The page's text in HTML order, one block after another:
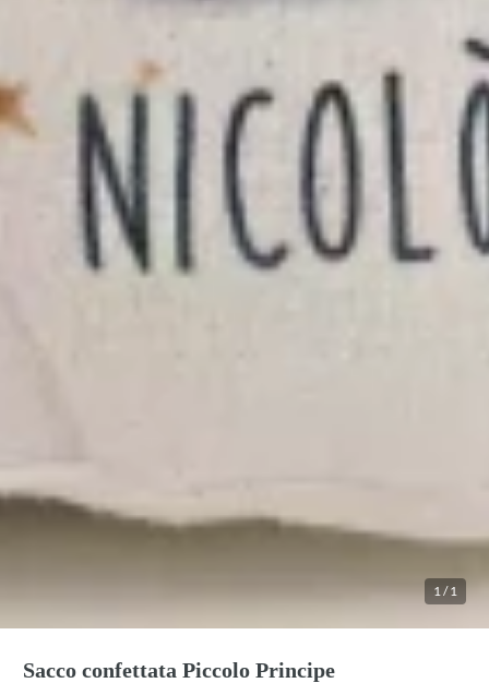
1/1
Sacco confettata Piccolo Principe